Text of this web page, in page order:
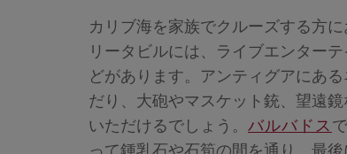
カリブ海を家族でクルーズする方
リータビルには、ライブエンター
どがあります。アンティグアにあ
だり、大砲やマスケット銃、望遠
いただけるでしょう。 バルバドス